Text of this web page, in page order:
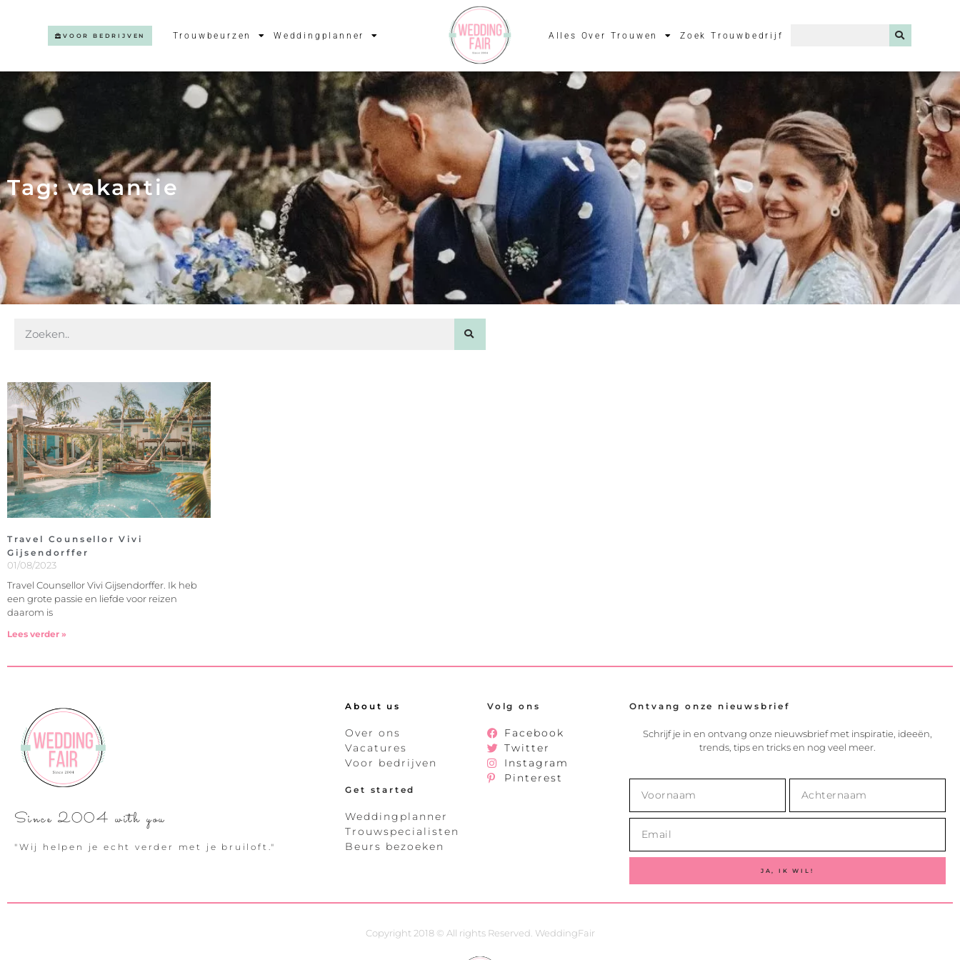
VOOR BEDRIJVEN Trouwbeurzen Weddingplanner Alles Over Trouwen Zoek Trouwbedrijf
Tag: vakantie
Travel Counsellor Vivi
Gijsendorffer
01/08/2023
Travel Counsellor Vivi Gijsendorffer. Ik heb
een grote passie en liefde voor reizen
daarom is
Lees verder »
Since 2004 with you
"Wij helpen je echt verder met je bruiloft."
About us
Over ons
Vacatures
Voor bedrijven
Get started
Weddingplanner
Trouwspecialisten
Beurs bezoeken
Volg ons
Facebook
Twitter
Instagram
Pinterest
Ontvang onze nieuwsbrief
Schrijf je in en ontvang onze nieuwsbrief met inspiratie, ideeën,
trends, tips en tricks en nog veel meer.
JA, IK WIL!
Copyright 2018 © All rights Reserved. WeddingFair